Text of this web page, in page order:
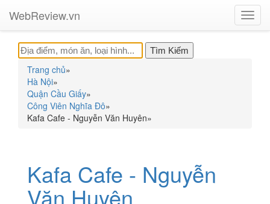
WebReview.vn
Trang chủ»
Hà Nội»
Quận Cầu Giấy»
Công Viên Nghĩa Đô»
Kafa Cafe - Nguyễn Văn Huyên»
Kafa Cafe - Nguyễn
Văn Huyên